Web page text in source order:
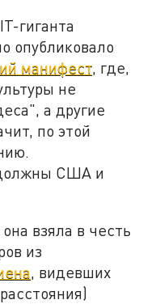
гиганта
опубликовало
манифест, где,
не
а другие
по этой
США и
взяла в честь
из
, видевших